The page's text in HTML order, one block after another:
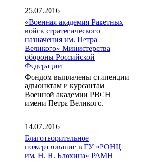
25.07.2016
«Военная академия Ракетных
войск стратегического
назначения им. Петра
Великого» Министерства
обороны Российской
Федерации
Фондом выплачены стипендии
адъюнктам и курсантам
Военной академии РВСН
имени Петра Великого.
14.07.2016
Благотворительное
пожертвование в ГУ «РОНЦ
им. Н. Н. Блохина» РАМН